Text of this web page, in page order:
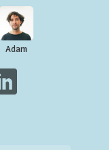
Adam